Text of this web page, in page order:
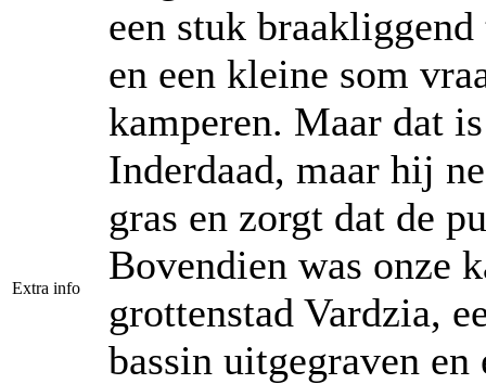
Extra info
een stuk
en een kleine som
kamperen. Maar dat
Inderdaad, maar hij
gras en zorgt dat de
Bovendien was onze
grottenstad Vardzia,
bassin uitgegraven